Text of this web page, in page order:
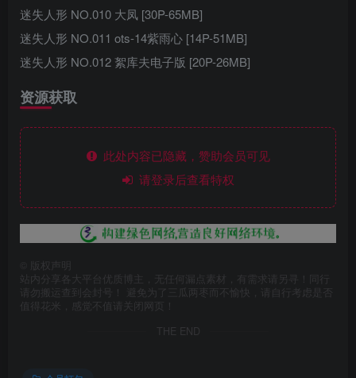
迷失人形 NO.010 大凤 [30P-65MB]
迷失人形 NO.011 ots-14紫雨心 [14P-51MB]
迷失人形 NO.012 絮库夫电子版 [20P-26MB]
资源获取
此处内容已隐藏，赞助会员可见
请登录后查看特权
版权声明
站内分享各大平台优质博主，无任何漏点素材，有需求请另寻！同行
请勿搬运查到会封号！ 避免为了三瓜两枣而不愉快，请自行考虑是否
值得花米，感觉不值请关闭网页！
THE END